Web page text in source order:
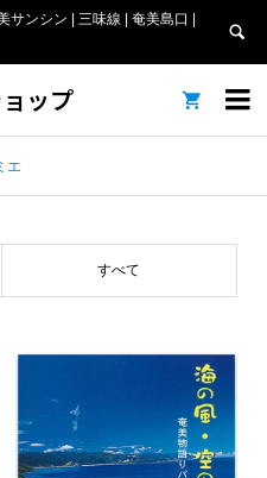
ンシン | 三味線 | 奄美島口 |

ップ 
エ
すべて